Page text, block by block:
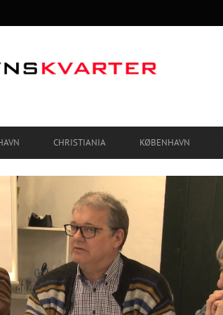
CHRISTIANIA KØBENHAVN